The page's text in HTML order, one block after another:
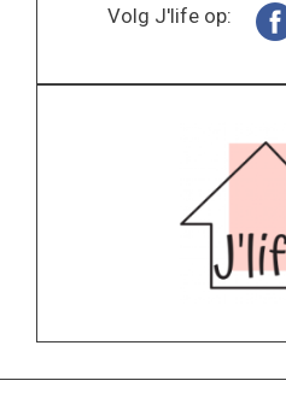
Volg J'life op: